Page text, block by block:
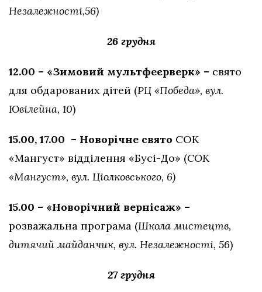
Незалежності,56)
26 грудня
12.00 – «Зимовий мультфеєрверк» – свято
для обдарованих дітей (РЦ «Победа», вул.
Ювілейна, 10)
15.00, 17.00 – Новорічне свято СОК
«Мангуст» відділення «Бусі-До» (СОК
«Мангуст», вул. Ціолковського, 6)
15.00 – «Новорічний вернісаж» –
розважальна програма (Школа мистецтв,
дитячий майданчик, вул. Незалежності, 56)
27 грудня